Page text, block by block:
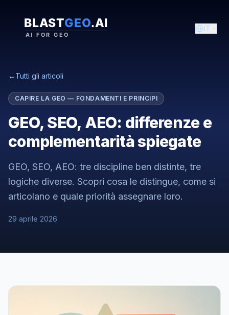
IT
←Tutti gli articoli
CAPIRE LA GEO — FONDAMENTI E PRINCIPI
GEO, SEO, AEO: differenze e
complementarità spiegate
GEO, SEO, AEO: tre discipline ben distinte, tre
logiche diverse. Scopri cosa le distingue, come si
articolano e quale priorità assegnare loro.
29 aprile 2026